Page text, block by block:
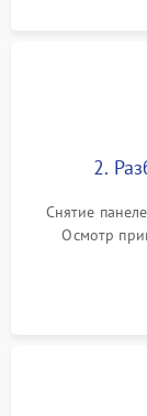
2.
Снятие
Осмотр